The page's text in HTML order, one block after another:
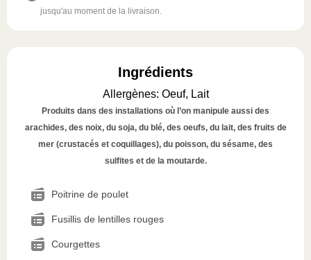
jusqu'au moment de la livraison.
Ingrédients
Allergènes: Oeuf, Lait
Produits dans des installations où l’on manipule aussi des
arachides, des noix, du soja, du blé, des oeufs, du lait, des fruits de
mer (crustacés et coquillages), du poisson, du sésame, des
sulfites et de la moutarde.
Poitrine de poulet
Fusillis de lentilles rouges
Courgettes